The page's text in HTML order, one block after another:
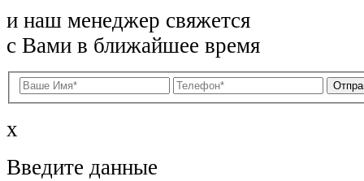
и наш менеджер свяжется
с Вами в ближайшее время
x
Введите данные